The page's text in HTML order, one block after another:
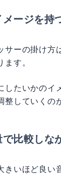
ージを持
サーの掛け方
す。
したいかのイ
していくの
比較しな
きいほど良い